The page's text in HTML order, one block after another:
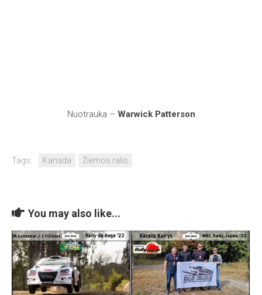
Nuotrauka – Warwick Patterson
Tags: Kanada Žiemos ralis
You may also like...